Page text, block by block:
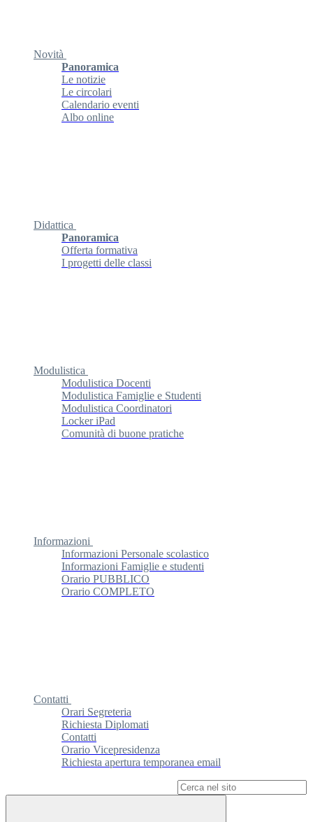
Novità
Panoramica
Le notizie
Le circolari
Calendario eventi
Albo online
Didattica
Panoramica
Offerta formativa
I progetti delle classi
Modulistica
Modulistica Docenti
Modulistica Famiglie e Studenti
Modulistica Coordinatori
Locker iPad
Comunità di buone pratiche
Informazioni
Informazioni Personale scolastico
Informazioni Famiglie e studenti
Orario PUBBLICO
Orario COMPLETO
Contatti
Orari Segreteria
Richiesta Diplomati
Contatti
Orario Vicepresidenza
Richiesta apertura temporanea email